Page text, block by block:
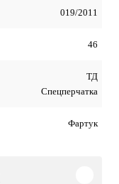
019/2011
46
ТД
Спецперчатка
Фартук